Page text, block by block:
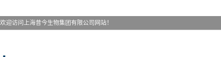
欢迎访问上海昔今生物集团有限公司网站！